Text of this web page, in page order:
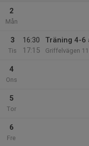
2
Mån
3
Tis
16:30
17:15
Träning 4-6
Griffelvägen
4
Ons
5
Tor
6
Fre